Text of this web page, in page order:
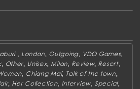
London Outgoing, VDO Games,
, Other Unisex, Milan Review, Resort,
Chiang Mai, Talk of the town,
, Her Collection, Interview,Special,